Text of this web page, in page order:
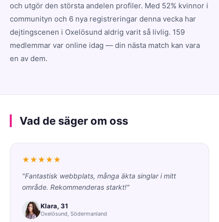
och utgör den största andelen profiler. Med 52% kvinnor i
communityn och 6 nya registreringar denna vecka har
dejtingscenen i Oxelösund aldrig varit så livlig. 159
medlemmar var online idag — din nästa match kan vara
en av dem.
Vad de säger om oss
★★★★★
"Fantastisk webbplats, många äkta singlar i mitt
område. Rekommenderas starkt!"
Klara, 31
Oxelösund, Södermanland